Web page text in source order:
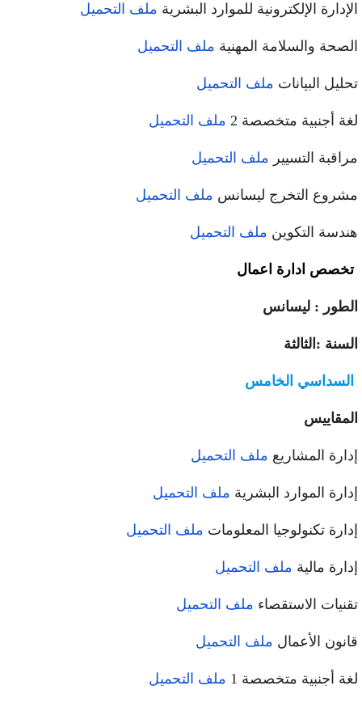
الإلكترونية للموارد البشريةملف التحميل
والسلامة المهنيةملف التحميل
البياناتملف التحميل
أجنبية متخصصة 2 ملف التحميل
التسييرملف التحميل
التخرج ليسانسملف التحميل
التكوينملف التحميل
ادارة اعمال
: ليسانس
:الثالثة
الخامس
المشاريعملف التحميل
الموارد البشريةملف التحميل
تكنولوجيا المعلوماتملف التحميل
ماليةملف التحميل
الاستقصاءملف التحميل
الأعمالملف التحميل
أجنبية متخصصة 1 ملف التحميل